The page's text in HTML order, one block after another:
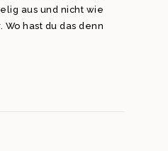
aus und nicht wie
Wo hast du das denn